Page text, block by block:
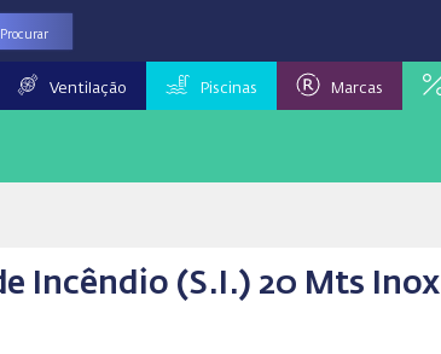
Procurar
Ventilação Piscinas Marcas
Incêndio (S.I.) 20 Mts Inox